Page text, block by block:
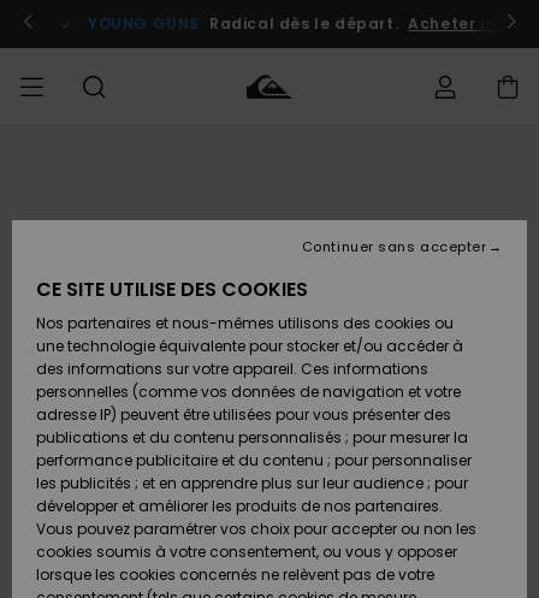
l'information
le
Se connecter / s'inscrire
YOUNG GUNS Radical dès le départ. Acheter
Chaussures
& Tongs
Surf
Snow
Chaussures
& Tongs
Surf
Snow
FEMME
A
Découvrir
Snow
SURF
Surf
Shop
Enfant
Highlights
Communauté
SNOW
Snow
Shop
Enfant
Snow
Shop
Femme
A
Découvrir
OUTLET
Enfant
Outlet
Femme
AIDE &
CONTACT
Retours
Paiement
Carte
Cadeau
Quiksilver
Freedom
CE SITE UTILISE DES COOKIES
Nos partenaires et nous-mêmes utilisons des cookies ou
une technologie équivalente pour stocker et/ou accéder à
des informations sur votre appareil. Ces informations
personnelles (comme vos données de navigation et votre
adresse IP) peuvent être utilisées pour vous présenter des
publications et du contenu personnalisés ; pour mesurer la
performance publicitaire et du contenu ; pour personnaliser
les publicités ; et en apprendre plus sur leur audience ; pour
développer et améliorer les produits de nos partenaires.
Vous pouvez paramétrer vos choix pour accepter ou non les
cookies soumis à votre consentement, ou vous y opposer
lorsque les cookies concernés ne relèvent pas de votre
Continuer sans accepter